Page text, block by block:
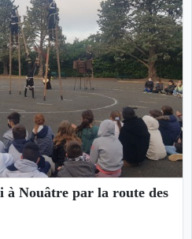
Nouâtre par la route des